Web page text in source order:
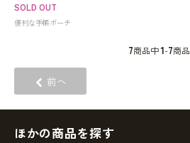
SOLD OUT
便利な手帳ポーチ
7商品中1-7商品
前へ
ほかの商品を探す